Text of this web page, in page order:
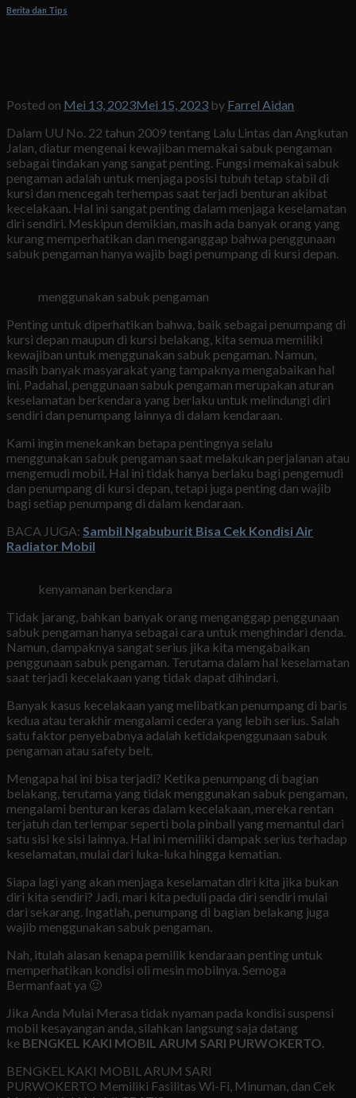
Berita dan Tips
Posted on Mei 13, 2023Mei 15, 2023 by Farrel Aidan
Dalam UU No. 22 tahun 2009 tentang Lalu Lintas dan Angkutan
Jalan, diatur mengenai kewajiban memakai sabuk pengaman
sebagai tindakan yang sangat penting. Fungsi memakai sabuk
pengaman adalah untuk menjaga posisi tubuh tetap stabil di
kursi dan mencegah terhempas saat terjadi benturan akibat
kecelakaan. Hal ini sangat penting dalam menjaga keselamatan
diri sendiri. Meskipun demikian, masih ada banyak orang yang
kurang memperhatikan dan menganggap bahwa penggunaan
sabuk pengaman hanya wajib bagi penumpang di kursi depan.
menggunakan sabuk pengaman
Penting untuk diperhatikan bahwa, baik sebagai penumpang di
kursi depan maupun di kursi belakang, kita semua memiliki
kewajiban untuk menggunakan sabuk pengaman. Namun,
masih banyak masyarakat yang tampaknya mengabaikan hal
ini. Padahal, penggunaan sabuk pengaman merupakan aturan
keselamatan berkendara yang berlaku untuk melindungi diri
sendiri dan penumpang lainnya di dalam kendaraan.
Kami ingin menekankan betapa pentingnya selalu
menggunakan sabuk pengaman saat melakukan perjalanan atau
mengemudi mobil. Hal ini tidak hanya berlaku bagi pengemudi
dan penumpang di kursi depan, tetapi juga penting dan wajib
bagi setiap penumpang di dalam kendaraan.
BACA JUGA: Sambil Ngabuburit Bisa Cek Kondisi Air
Radiator Mobil
kenyamanan berkendara
Tidak jarang, bahkan banyak orang menganggap penggunaan
sabuk pengaman hanya sebagai cara untuk menghindari denda.
Namun, dampaknya sangat serius jika kita mengabaikan
penggunaan sabuk pengaman. Terutama dalam hal keselamatan
saat terjadi kecelakaan yang tidak dapat dihindari.
Banyak kasus kecelakaan yang melibatkan penumpang di baris
kedua atau terakhir mengalami cedera yang lebih serius. Salah
satu faktor penyebabnya adalah ketidakpenggunaan sabuk
pengaman atau safety belt.
Mengapa hal ini bisa terjadi? Ketika penumpang di bagian
belakang, terutama yang tidak menggunakan sabuk pengaman,
mengalami benturan keras dalam kecelakaan, mereka rentan
terjatuh dan terlempar seperti bola pinball yang memantul dari
satu sisi ke sisi lainnya. Hal ini memiliki dampak serius terhadap
keselamatan, mulai dari luka-luka hingga kematian.
Siapa lagi yang akan menjaga keselamatan diri kita jika bukan
diri kita sendiri? Jadi, mari kita peduli pada diri sendiri mulai
dari sekarang. Ingatlah, penumpang di bagian belakang juga
wajib menggunakan sabuk pengaman.
Nah, itulah alasan kenapa pemilik kendaraan penting untuk
memperhatikan kondisi oli mesin mobilnya. Semoga
Bermanfaat ya 🙂
Jika Anda Mulai Merasa tidak nyaman pada kondisi suspensi
mobil kesayangan anda, silahkan langsung saja datang
ke BENGKEL KAKI MOBIL ARUM SARI PURWOKERTO.
BENGKEL KAKI MOBIL ARUM SARI
PURWOKERTO Memiliki Fasilitas Wi-Fi, Minuman, dan Cek